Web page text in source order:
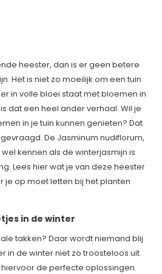
heester, dan is er geen betere
Het is niet zo moeilijk om een tuin
in volle bloei staat met bloemen in
dat een heel ander verhaal. Wil je
in je tuin kunnen genieten? Dat
De Jasminum nudiflorum,
kennen als de winterjasmijn is
Lees hier wat je van deze heester
je op moet letten bij het planten
in de winter
takken? Daar wordt niemand blij
in de winter niet zo troosteloos uit
hiervoor de perfecte oplossingen.